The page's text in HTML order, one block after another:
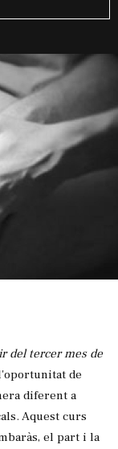
del tercer mes de
de
diferent a
Aquest curs
el part i la